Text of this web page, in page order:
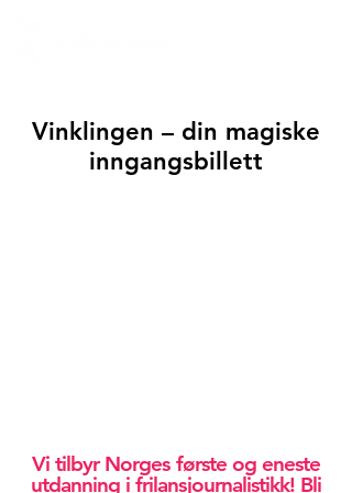
Vinklingen – din magiske
inngangsbillett
Vi tilbyr Norges første og eneste
utdanning i frilansjournalistikk! Bli